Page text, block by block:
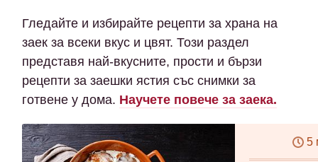
Гледайте и избирайте рецепти за храна на
заек за всеки вкус и цвят. Този раздел
представя най-вкусните, прости и бързи
рецепти за заешки ястия със снимки за
готвене у дома. Научете повече за заека.
5